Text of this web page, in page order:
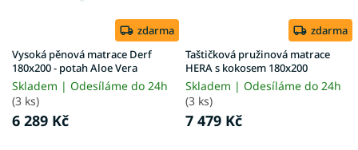
zdarma
Vysoká pěnová matrace Derf
180x200 - potah Aloe Vera
Skladem | Odesíláme do 24h
(3 ks)
6 289 Kč
zdarma
Taštičková pružinová matrace
HERA s kokosem 180x200
Skladem | Odesíláme do 24h
(3 ks)
7 479 Kč